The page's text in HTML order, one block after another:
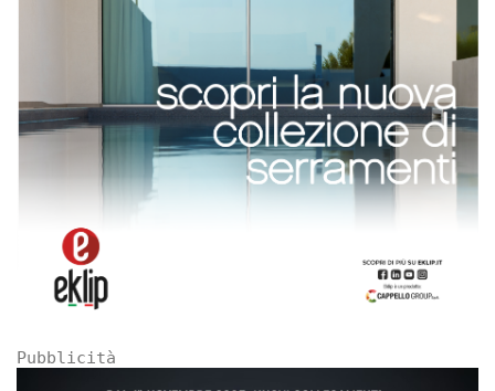
Pubblicità